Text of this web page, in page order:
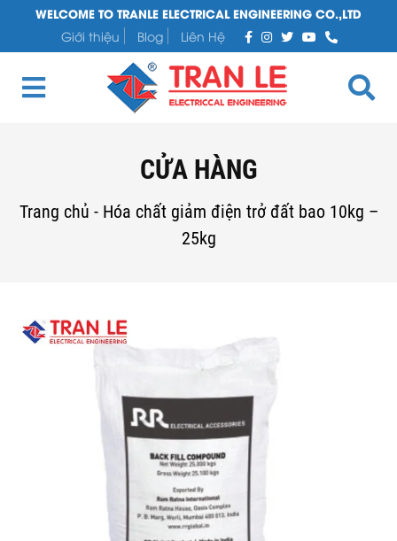
WELCOME TO TRANLE ELECTRICAL ENGINEERING CO.,LTD
Giới thiệu
Blog Liên Hệ
CỬA HÀNG
Trang chủ - Hóa chất giảm điện trở đất bao 10kg –
25kg